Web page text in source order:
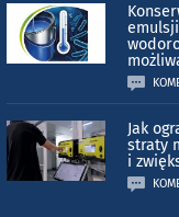
Jak
straty
i